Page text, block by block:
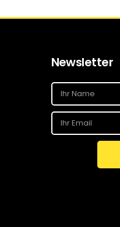
Newsletter